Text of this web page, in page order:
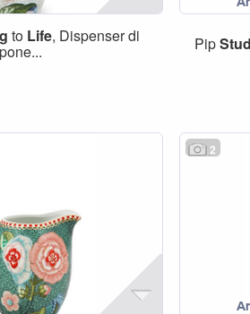
to Life, Dispenser di Pip
2